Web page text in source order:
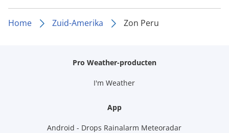
Home Zuid-Amerika Zon Peru
Pro Weather-producten
I'm Weather
App
Android - Drops Rainalarm Meteoradar